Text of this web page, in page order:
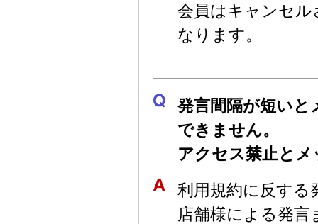
会員はキャンセ
なります。
発言間隔が短いと
できません。
アクセス禁止と
利用規約に反する
店舗様による発